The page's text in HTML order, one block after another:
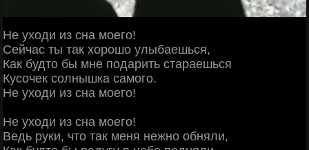
Не уходи из сна моего!
Сейчас ты так хорошо улыбаешься,
Как будто бы мне подарить стараешься
Кусочек солнышка самого.
Не уходи из сна моего!
Не уходи из сна моего!
Ведь руки, что так меня нежно обняли,